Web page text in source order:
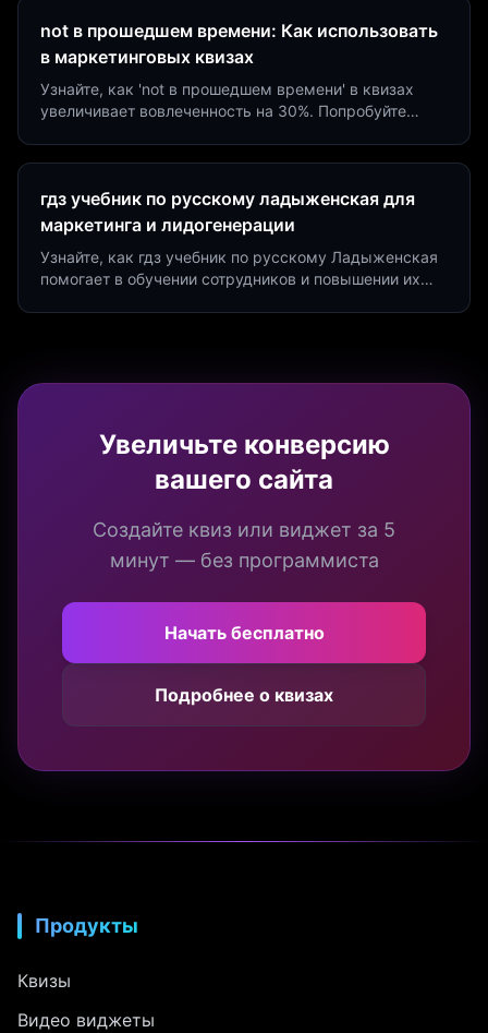
not в прошедшем времени: Как использовать
в маркетинговых квизах
Узнайте, как 'not в прошедшем времени' в квизах
увеличивает вовлеченность на 30%. Попробуйте
гдз учебник по русскому ладыженская для
маркетинга и лидогенерации
Узнайте, как гдз учебник по русскому Ладыженская
помогает в обучении сотрудников и повышении их
Увеличьте конверсию
вашего сайта
Создайте квиз или виджет за 5
минут — без программиста
Начать бесплатно
Подробнее о квизах
Продукты
Квизы
Видео виджеты